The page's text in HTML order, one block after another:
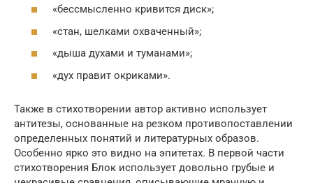
«бессмысленно кривится диск»;
«стан, шелками охваченный»;
«дыша духами и туманами»;
«дух правит окриками».
Также в стихотворении автор активно использует
антитезы, основанные на резком противопоставлении
определенных понятий и литературных образов.
Особенно ярко это видно на эпитетах. В первой части
стихотворения Блок использует довольно грубые и